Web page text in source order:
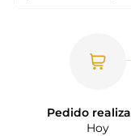
Pedido
Hoy